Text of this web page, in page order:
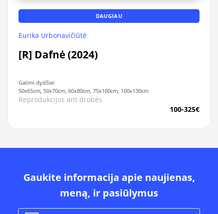
DAUGIAU
Eurika Urbonavičiūtė
[R] Dafnė (2024)
Galimi dydžiai:
50x65cm, 50x70cm, 60x80cm, 75x100cm, 100x130cm
Reprodukcijos ant drobės
100-325€
Gaukite informacija apie naujienas,
meną, ir pasiūlymus